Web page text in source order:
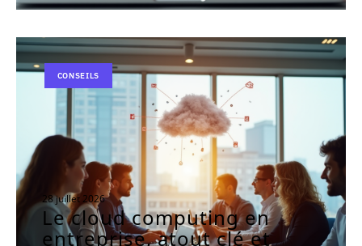
CONSEILS
28 juillet 2026
Le cloud computing en
entreprise, atout clé et